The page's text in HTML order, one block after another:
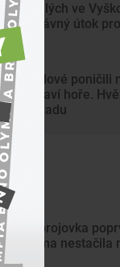
nezletilých ve
Nedávný útok
vandalové poničili
na Kraví hoře.
náhradu
Zbrojovka
doma nestačila